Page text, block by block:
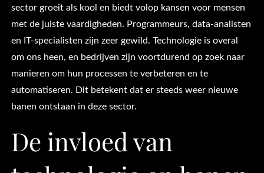
sector groeit als kool en biedt volop kansen voor mensen
met de juiste vaardigheden. Programmeurs, data-analisten
en IT-specialisten zijn zeer gewild. Technologie is overal
om ons heen, en bedrijven zijn voortdurend op zoek naar
manieren om hun processen te verbeteren en te
automatiseren. Dit betekent dat er steeds weer nieuwe
banen ontstaan in deze sector.
De invloed van